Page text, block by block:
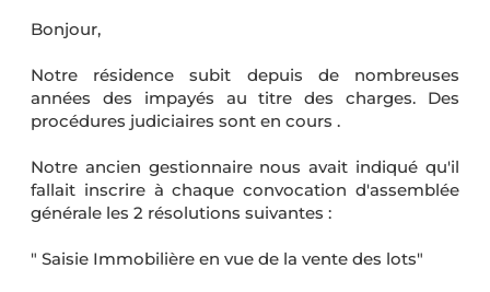
Bonjour,
Notre résidence subit depuis de nombreuses
années des impayés au titre des charges. Des
procédures judiciaires sont en cours .
Notre ancien gestionnaire nous avait indiqué qu'il
fallait inscrire à chaque convocation d'assemblée
générale les 2 résolutions suivantes :
" Saisie Immobilière en vue de la vente des lots"